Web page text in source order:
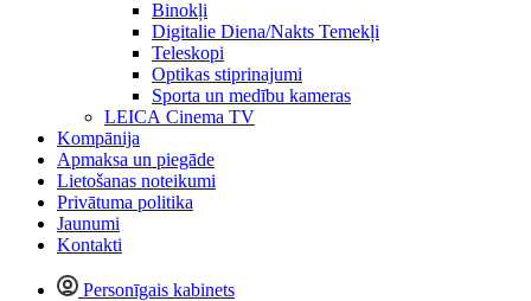
Binokļi
Digitalie Diena/Nakts Temekļi
Teleskopi
Optikas stiprinajumi
Sporta un medību kameras
LEICA Cinema TV
Kompānija
Apmaksa un piegāde
Lietošanas noteikumi
Privātuma politika
Jaunumi
Kontakti
Personīgais kabinets